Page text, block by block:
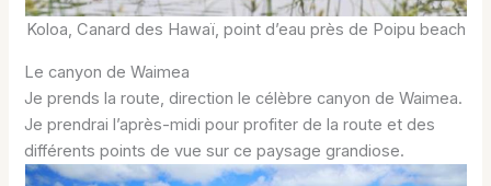
Koloa, Canard des Hawaï, point d’eau près de Poipu beach
Le canyon de Waimea
Je prends la route, direction le célèbre canyon de Waimea.
Je prendrai l’après-midi pour profiter de la route et des
différents points de vue sur ce paysage grandiose.